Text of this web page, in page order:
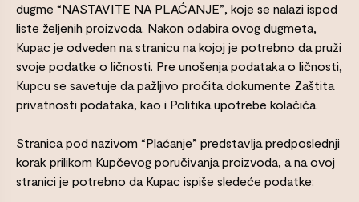
dugme “NASTAVITE NA PLAĆANJE”, koje se nalazi ispod
liste željenih proizvoda. Nakon odabira ovog dugmeta,
Kupac je odveden na stranicu na kojoj je potrebno da pruži
svoje podatke o ličnosti. Pre unošenja podataka o ličnosti,
Kupcu se savetuje da pažljivo pročita dokumente Zaštita
privatnosti podataka, kao i Politika upotrebe kolačića.
Stranica pod nazivom “Plaćanje” predstavlja predposlednji
korak prilikom Kupčevog poručivanja proizvoda, a na ovoj
stranici je potrebno da Kupac ispiše sledeće podatke: